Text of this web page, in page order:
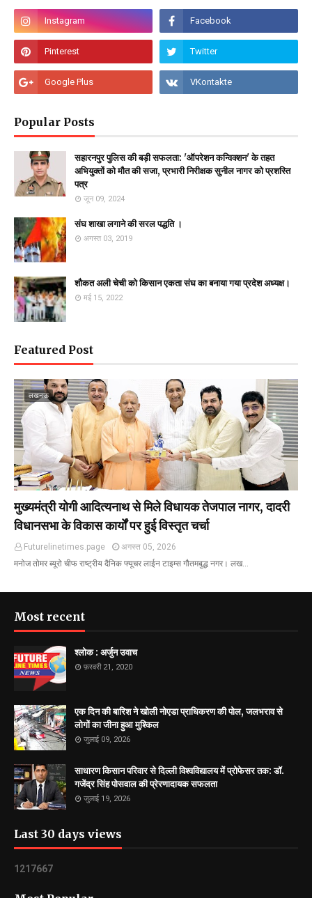
Popular Posts
सहारनपुर पुलिस की बड़ी सफलता: 'ऑपरेशन कन्विक्शन' के तहत
अभियुक्तों को मौत की सजा, प्रभारी निरीक्षक सुनील नागर को प्रशस्ति
पत्र
जून 09, 2024
संघ शाखा लगाने की सरल पद्धति ।
अगस्त 03, 2019
शौकत अली चेची को किसान एकता संघ का बनाया गया प्रदेश अध्यक्ष।
मई 15, 2022
Featured Post
लखनऊ
मुख्यमंत्री योगी आदित्यनाथ से मिले विधायक तेजपाल नागर, दादरी
विधानसभा के विकास कार्यों पर हुई विस्तृत चर्चा
Futurelinetimes.page
अगस्त 05, 2026
मनोज तोमर ब्यूरो चीफ राष्ट्रीय दैनिक फ्यूचर लाईन टाइम्स गौतमबुद्ध नगर। लख…
Most recent
श्लोक : अर्जुन उवाच
फ़रवरी 21, 2020
एक दिन की बारिश ने खोली नोएडा प्राधिकरण की पोल, जलभराव से
लोगों का जीना हुआ मुश्किल
जुलाई 09, 2026
साधारण किसान परिवार से दिल्ली विश्वविद्यालय में प्रोफेसर तक: डॉ.
गजेंद्र सिंह पोसवाल की प्रेरणादायक सफलता
जुलाई 19, 2026
Last 30 days views
1 21 7667